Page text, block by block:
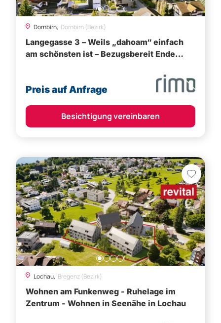
Dornbirn, Dornbirn (Bezirk)
Langegasse 3 – Weils „dahoam“ einfach
am schönsten ist – Bezugsbereit Ende
Preis auf Anfrage
Besichtigung vereinbaren
Lochau, Bregenz (Bezirk)
Wohnen am Funkenweg - Ruhelage im
Zentrum - Wohnen in Seenähe in Lochau